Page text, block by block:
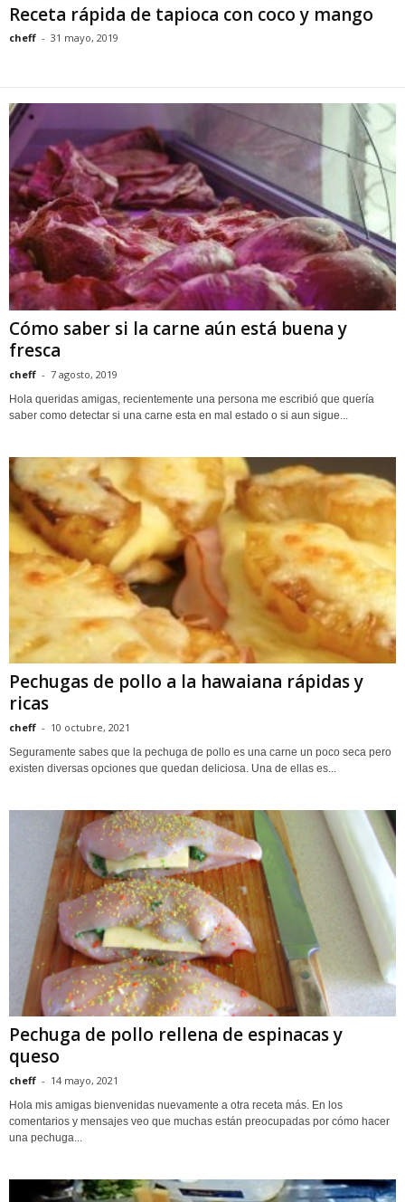
Receta rápida de tapioca con coco y mango
cheff - 31 mayo, 2019
Cómo saber si la carne aún está buena y
fresca
cheff - 7 agosto, 2019
Hola queridas amigas, recientemente una persona me escribió que quería
saber como detectar si una carne esta en mal estado o si aun sigue...
Pechugas de pollo a la hawaiana rápidas y
ricas
cheff - 10 octubre, 2021
Seguramente sabes que la pechuga de pollo es una carne un poco seca pero
existen diversas opciones que quedan deliciosa. Una de ellas es...
Pechuga de pollo rellena de espinacas y
queso
cheff - 14 mayo, 2021
Hola mis amigas bienvenidas nuevamente a otra receta más. En los
comentarios y mensajes veo que muchas están preocupadas por cómo hacer
una pechuga...